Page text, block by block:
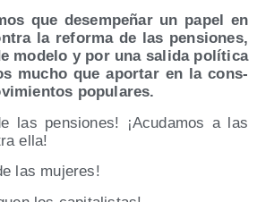
que desem­pe­ñar un papel en
la refor­ma de las pen­sio­nes,
mode­lo y por una sali­da polí­ti­ca
mucho que apor­tar en la cons­
populares.
las pen­sio­nes! ¡Acu­da­mos a las
ella!
las mujeres!